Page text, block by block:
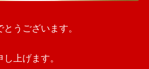
うございます。
上げます。